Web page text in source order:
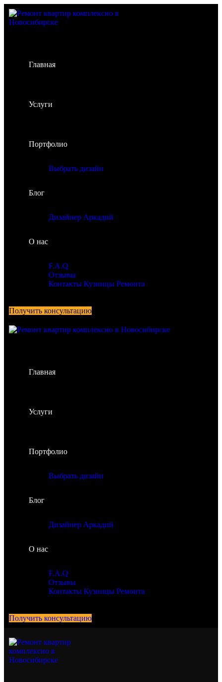
Главная
Услуги
Портфолио
Выбрать дизайн
Блог
Дизайнер Аркадий
О нас
F.A.Q
Отзывы
Контакты Кузницы Ремонта
Получить консультацию
Главная
Услуги
Портфолио
Выбрать дизайн
Блог
Дизайнер Аркадий
О нас
F.A.Q
Отзывы
Контакты Кузницы Ремонта
Получить консультацию